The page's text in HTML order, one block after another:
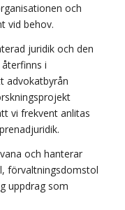
och
vid behov.
juridik och den
i
advokatbyrån
vi frekvent anlitas
och hanterar
förvaltningsdomstol
uppdrag som